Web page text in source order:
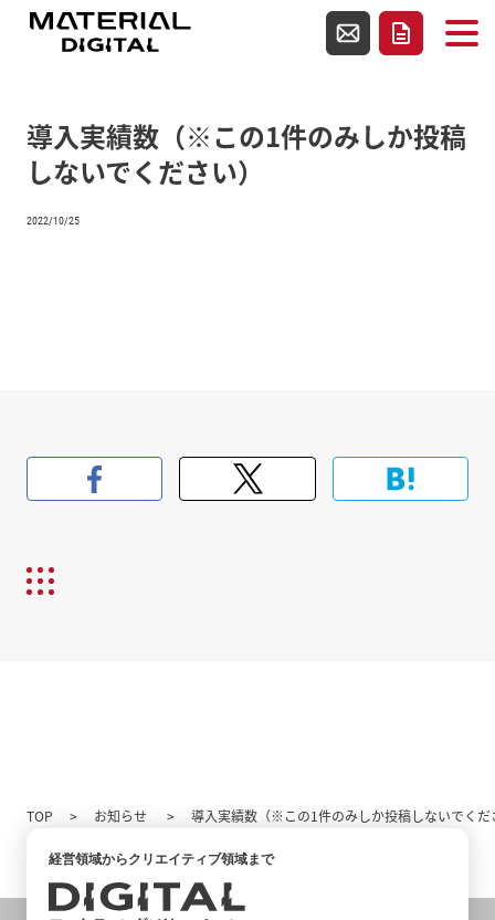
使用テンプレートファイルsingle.php
お問い合わせ
資料請求
導入実績数（※この1件のみしか投稿
しないでください）
2022/10/25
TOP お知らせ 導入実績数（※この1件のみしか投稿しないでくだ
経営領域からクリエイティブ領域まで